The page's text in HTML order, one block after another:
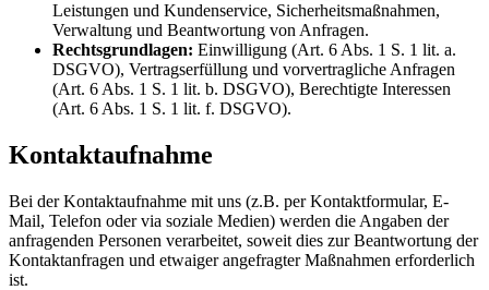
Leistungen und Kundenservice, Sicherheitsmaßnahmen,
Verwaltung und Beantwortung von Anfragen.
Rechtsgrundlagen: Einwilligung (Art. 6 Abs. 1 S. 1 lit. a.
DSGVO), Vertragserfüllung und vorvertragliche Anfragen
(Art. 6 Abs. 1 S. 1 lit. b. DSGVO), Berechtigte Interessen
(Art. 6 Abs. 1 S. 1 lit. f. DSGVO).
Kontaktaufnahme
Bei der Kontaktaufnahme mit uns (z.B. per Kontaktformular, E-
Mail, Telefon oder via soziale Medien) werden die Angaben der
anfragenden Personen verarbeitet, soweit dies zur Beantwortung der
Kontaktanfragen und etwaiger angefragter Maßnahmen erforderlich
ist.